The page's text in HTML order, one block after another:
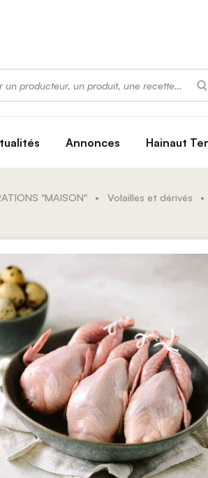
Annonces Hainaut
"MAISON" • Volailles et dérivés
•